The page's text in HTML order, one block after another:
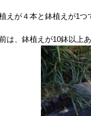
えが４本と鉢植えが1つ
は、鉢植えが10鉢以上